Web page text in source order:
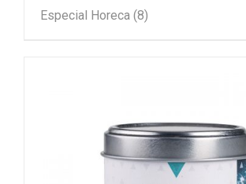
Especial Horeca (8)